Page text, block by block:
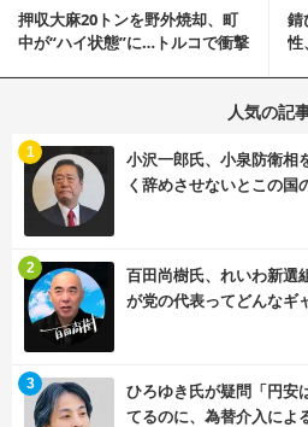
押収大麻20トンを野外焼却、町
中が“ハイ状態”に…トルコで衝撃
錆
性
人気の記
小沢一郎氏、小泉防衛相
く辞めさせないとこの国
1
百田尚樹氏、れいわ新選
が党の代表ってどんなギ
2
ひろゆき氏が疑問「円安
てるのに、為替介入によ
3